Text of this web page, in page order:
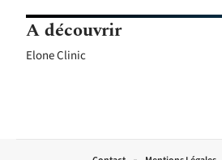
A découvrir
Elone Clinic